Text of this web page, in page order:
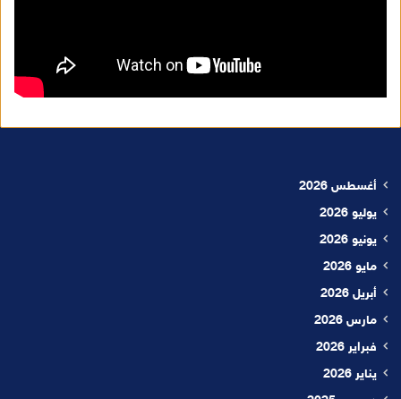
أغسطس 2026
يوليو 2026
يونيو 2026
مايو 2026
أبريل 2026
مارس 2026
فبراير 2026
يناير 2026